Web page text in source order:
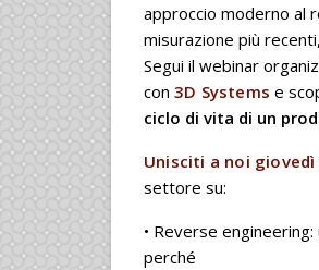
approccio moderno al
misurazione più
Segui il webinar
con 3D Systems e
ciclo di vita di un
Unisciti a noi
settore su:
• Reverse
perché